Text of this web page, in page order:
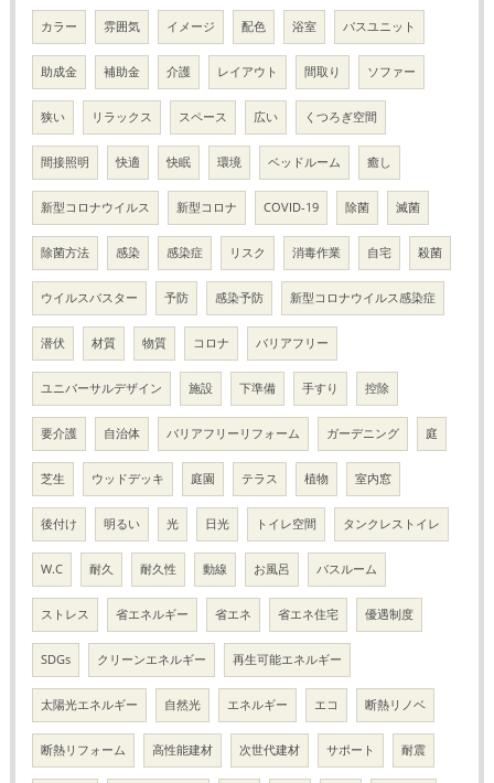
カラー 雰囲気 イメージ 配色 浴室 バスユニット
助成金 補助金 介護 レイアウト 間取り ソファー
狭い リラックス スペース 広い くつろぎ空間
間接照明 快適 快眠 環境 ベッドルーム 癒し
新型コロナウイルス 新型コロナ COVID-19 除菌 滅菌
除菌方法 感染 感染症 リスク 消毒作業 自宅 殺菌
ウイルスバスター 予防 感染予防 新型コロナウイルス感染症
潜伏 材質 物質 コロナ バリアフリー
ユニバーサルデザイン 施設 下準備 手すり 控除
要介護 自治体 バリアフリーリフォーム ガーデニング 庭
芝生 ウッドデッキ 庭園 テラス 植物 室内窓
後付け 明るい 光 日光 トイレ空間 タンクレストイレ
W.C 耐久 耐久性 動線 お風呂 バスルーム
ストレス 省エネルギー 省エネ 省エネ住宅 優遇制度
SDGs クリーンエネルギー 再生可能エネルギー
太陽光エネルギー 自然光 エネルギー エコ 断熱リノベ
断熱リフォーム 高性能建材 次世代建材 サポート 耐震